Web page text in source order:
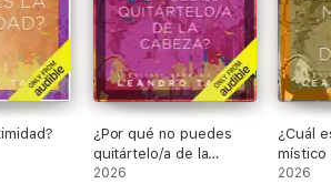
¿Por qué no puedes
quitártelo/a de la
cabeza? [Why Can't
2026
¿Cuál
místico
[What
2026